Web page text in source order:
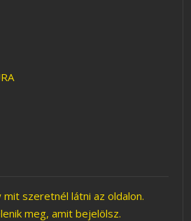
szeretnél látni az oldalon.
meg, amit bejelölsz.